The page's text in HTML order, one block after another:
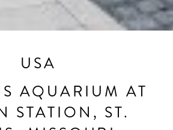
USA
AQUARIUM AT
STATION, ST.